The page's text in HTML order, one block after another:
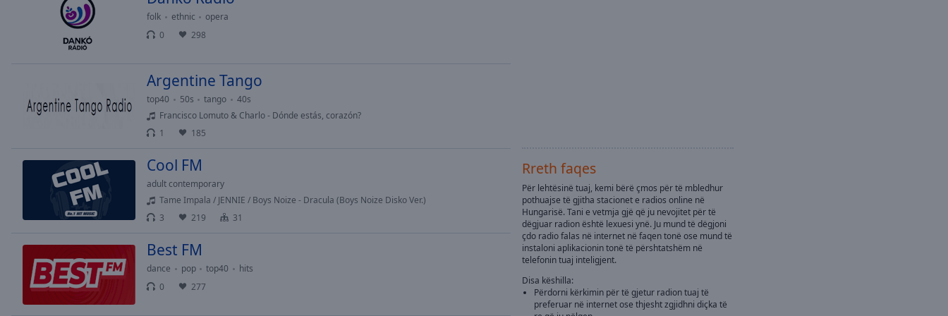
folk ethnic
opera
0
298
Argentine Tango
top40 50s tango
40s
Francisco Lomuto & Charlo - Dónde estás, corazón?
1
185
Cool FM
adult contemporary
Tame Impala / JENNIE / Boys Noize - Dracula (Boys Noize Disko Ver.)
3
219 31
Best FM
dance pop top40
hits
0
277
Rreth faqes
Për lehtësinë tuaj, kemi bërë çmos për të mbledhur
pothuajse të gjitha stacionet e radios online në
Hungarisë. Tani e vetmja gjë që ju nevojitet për të
dëgjuar radion është lexuesi ynë. Ju mund të dëgjoni
çdo radio falas në internet në faqen tonë ose mund të
instaloni aplikacionin tonë të përshtatshëm në
telefonin tuaj inteligjent.
Disa këshilla:
Përdorni kërkimin për të gjetur radion tuaj të
preferuar në internet ose thjesht zgjidhni diçka të